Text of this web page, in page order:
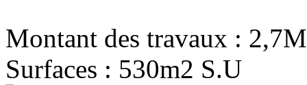
Montant des travaux :
Surfaces : 530m2 S.U